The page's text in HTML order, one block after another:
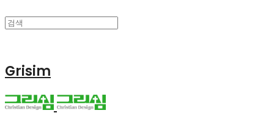
Grisim